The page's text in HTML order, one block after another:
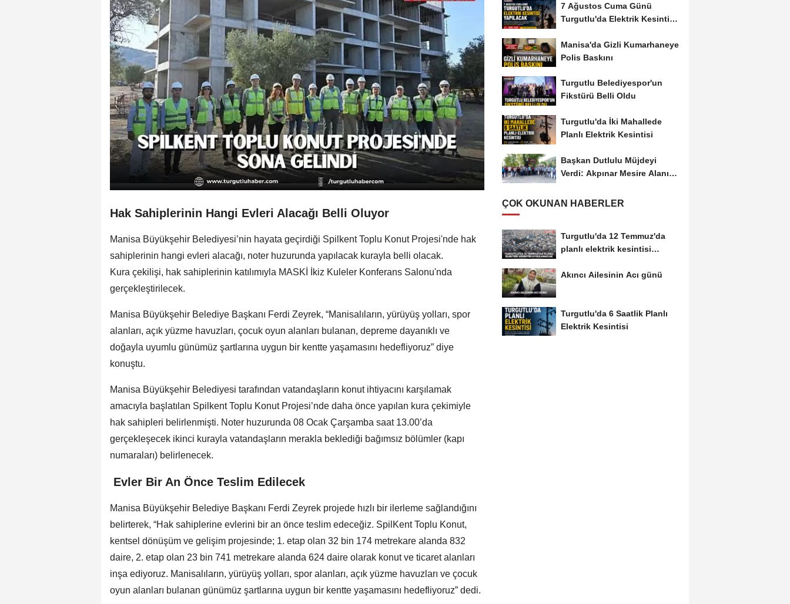
Hak Sahiplerinin Hangi Evleri Alacağı Belli Oluyor
Manisa Büyükşehir Belediyesi’nin hayata geçirdiği Spilkent Toplu Konut Projesi'nde hak
sahiplerinin hangi evleri alacağı, noter huzurunda yapılacak kurayla belli olacak.
Kura çekilişi, hak sahiplerinin katılımıyla MASKİ İkiz Kuleler Konferans Salonu'nda
gerçekleştirilecek.
Manisa Büyükşehir Belediye Başkanı Ferdi Zeyrek, “Manisalıların, yürüyüş yolları, spor
alanları, açık yüzme havuzları, çocuk oyun alanları bulanan, depreme dayanıklı ve
doğayla uyumlu günümüz şartlarına uygun bir kentte yaşamasını hedefliyoruz” diye
konuştu.
Manisa Büyükşehir Belediyesi tarafından vatandaşların konut ihtiyacını karşılamak
amacıyla başlatılan Spilkent Toplu Konut Projesi’nde daha önce yapılan kura çekimiyle
hak sahipleri belirlenmişti. Noter huzurunda 08 Ocak Çarşamba saat 13.00’da
gerçekleşecek ikinci kurayla vatandaşların merakla beklediği bağımsız bölümler (kapı
numaraları) belirlenecek.
Evler Bir An Önce Teslim Edilecek
Manisa Büyükşehir Belediye Başkanı Ferdi Zeyrek projede hızlı bir ilerleme sağlandığını
belirterek, “Hak sahiplerine evlerini bir an önce teslim edeceğiz. SpilKent Toplu Konut,
kentsel dönüşüm ve gelişim projesinde; 1. etap olan 32 bin 174 metrekare alanda 832
daire, 2. etap olan 23 bin 741 metrekare alanda 624 daire olarak konut ve ticaret alanları
inşa ediyoruz. Manisalıların, yürüyüş yolları, spor alanları, açık yüzme havuzları ve çocuk
oyun alanları bulanan günümüz şartlarına uygun bir kentte yaşamasını hedefliyoruz” dedi.
7 Ağustos Cuma Günü
Turgutlu'da Elektrik Kesintisi
Manisa'da Gizli Kumarhaneye
Polis Baskını
Turgutlu Belediyespor'un
Fikstürü Belli Oldu
Turgutlu'da İki Mahallede
Planlı Elektrik Kesintisi
Başkan Dutlulu Müjdeyi
Verdi: Akpınar Mesire Alanı
ÇOK OKUNAN HABERLER
Turgutlu'da 12 Temmuz'da
planlı elektrik kesintisi
Akıncı Ailesinin Acı günü
Turgutlu'da 6 Saatlik Planlı
Elektrik Kesintisi